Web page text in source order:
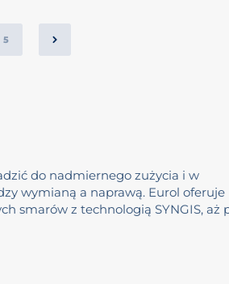
5
do nadmiernego zużycia i w
wymianą a naprawą. Eurol oferuje
smarów z technologią SYNGIS, aż